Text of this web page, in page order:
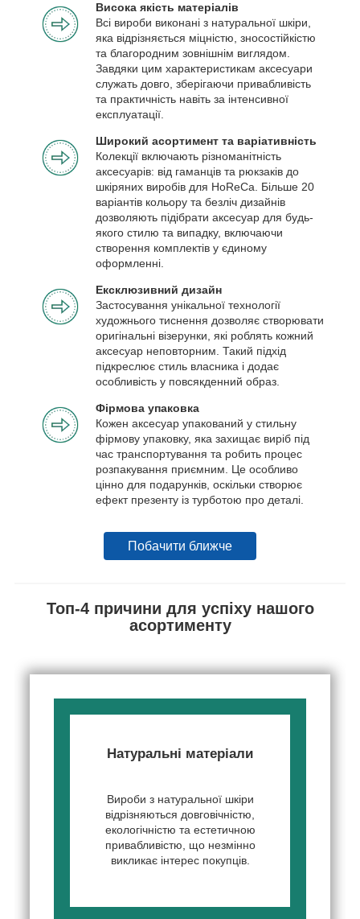
Висока якість матеріалів
Всі вироби виконані з натуральної шкіри,
яка відрізняється міцністю, зносостійкістю
та благородним зовнішнім виглядом.
Завдяки цим характеристикам аксесуари
служать довго, зберігаючи привабливість
та практичність навіть за інтенсивної
експлуатації.
Широкий асортимент та варіативність
Колекції включають різноманітність
аксесуарів: від гаманців та рюкзаків до
шкіряних виробів для HoReCa. Більше 20
варіантів кольору та безліч дизайнів
дозволяють підібрати аксесуар для будь-
якого стилю та випадку, включаючи
створення комплектів у єдиному
оформленні.
Ексклюзивний дизайн
Застосування унікальної технології
художнього тиснення дозволяє створювати
оригінальні візерунки, які роблять кожний
аксесуар неповторним. Такий підхід
підкреслює стиль власника і додає
особливість у повсякденний образ.
Фірмова упаковка
Кожен аксесуар упакований у стильну
фірмову упаковку, яка захищає виріб під
час транспортування та робить процес
розпакування приємним. Це особливо
цінно для подарунків, оскільки створює
ефект презенту із турботою про деталі.
Побачити ближче
Топ-4 причини для успіху нашого
асортименту
Натуральні матеріали
Вироби з натуральної шкіри
відрізняються довговічністю,
екологічністю та естетичною
привабливістю, що незмінно
викликає інтерес покупців.